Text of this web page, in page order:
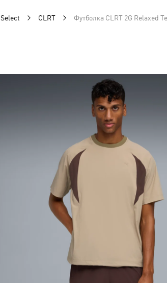
Select CLRT Футболка CLRT 2G Relaxed